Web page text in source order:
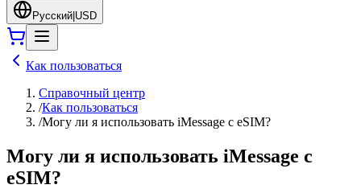
Русский USD
Как пользоваться
Справочный центр
/Как пользоваться
/Могу ли я использовать iMessage с eSIM?
Могу ли я использовать iMessage с
eSIM?